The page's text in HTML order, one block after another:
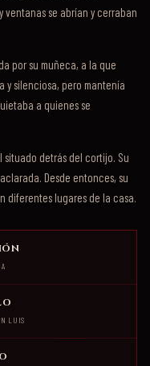
ventanas se abrían y cerraban
por su muñeca, a la que
y silenciosa, pero mantenía
a quienes se
detrás del cortijo. Su
Desde entonces, su
diferentes lugares de la casa.
LUIS